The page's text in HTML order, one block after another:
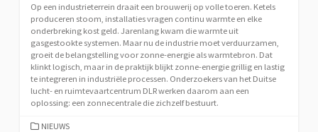
Op een industrieterrein draait een brouwerij op volle toeren. Ketels
produceren stoom, installaties vragen continu warmte en elke
onderbreking kost geld. Jarenlang kwam die warmte uit
gasgestookte systemen. Maar nu de industrie moet verduurzamen,
groeit de belangstelling voor zonne-energie als warmtebron. Dat
klinkt logisch, maar in de praktijk blijkt zonne-energie grillig en lastig
te integreren in industriële processen. Onderzoekers van het Duitse
lucht- en ruimtevaartcentrum DLR werken daarom aan een
oplossing: een zonnecentrale die zichzelf bestuurt.
CATEGORIEËN
NIEUWS